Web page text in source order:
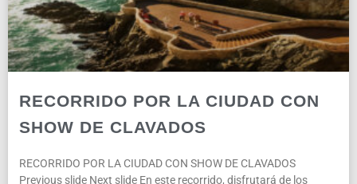
RECORRIDO POR LA CIUDAD CON
SHOW DE CLAVADOS
RECORRIDO POR LA CIUDAD CON SHOW DE CLAVADOS
Previous slide Next slide En este recorrido, disfrutará de los